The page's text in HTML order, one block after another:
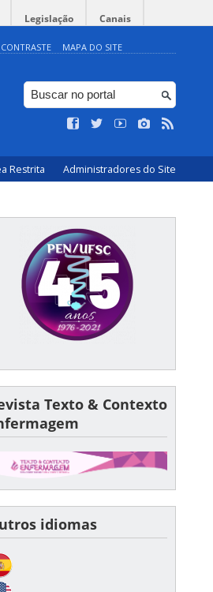
Legislação Canais
MAPA DO SITE
Restrita Administradores do Site
Texto & Contexto
idiomas